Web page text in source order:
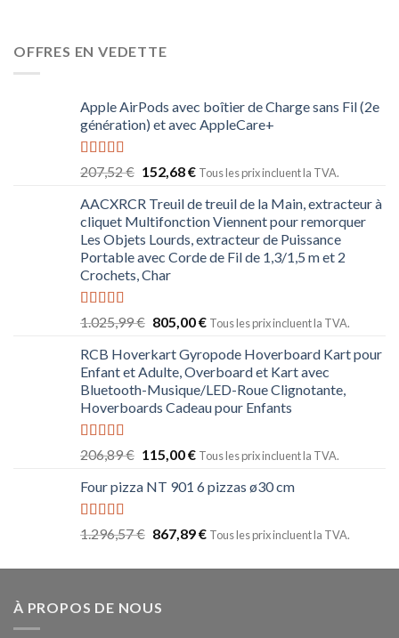
OFFRES EN VEDETTE
Apple AirPods avec boîtier de Charge sans Fil (2e
génération) et avec AppleCare+
Note5.00
sur 5
207,52€ 152,68€ Tous les prix incluent la TVA.
AACXRCR Treuil de treuil de la Main, extracteur à
cliquet Multifonction Viennent pour remorquer
Les Objets Lourds, extracteur de Puissance
Portable avec Corde de Fil de 1,3/1,5 m et 2
Crochets, Char
Note5.00
1.025,99€ 805,00€ Tous les prix incluent la TVA.
RCB Hoverkart Gyropode Hoverboard Kart pour
Enfant et Adulte, Overboard et Kart avec
Bluetooth-Musique/LED-Roue Clignotante,
Hoverboards Cadeau pour Enfants
Note5.00
sur 5
206,89€ 115,00€ Tous les prix incluent la TVA.
Four pizza NT 901 6 pizzas ø30 cm
Note5.00
1.296,57€ 867,89€ Tous les prix incluent la TVA.
À PROPOS DE NOUS